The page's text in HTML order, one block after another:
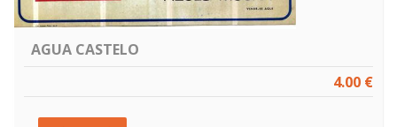
AGUA CASTELO
4.00 €